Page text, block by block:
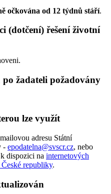
očkována od 12 týdnů stáří.
(dotčení) řešení životní
žadateli požadovány
lze využít
adresu Státní
- epodatelna@svscr.cz, nebo
dispozici na internetových
republiky.